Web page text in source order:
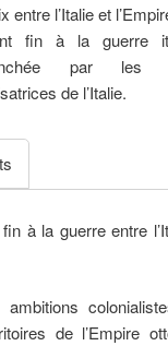
entre l’Italie et
fin à la guerre
par les
de l’Italie.
à la guerre entre
de l’Empire